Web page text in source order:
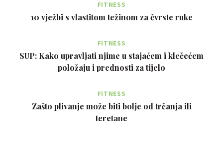
FITNESS
10 vježbi s vlastitom težinom za čvrste ruke
FITNESS
SUP: Kako upravljati njime u stajaćem i klečećem
položaju i prednosti za tijelo
FITNESS
Zašto plivanje može biti bolje od trčanja ili
teretane